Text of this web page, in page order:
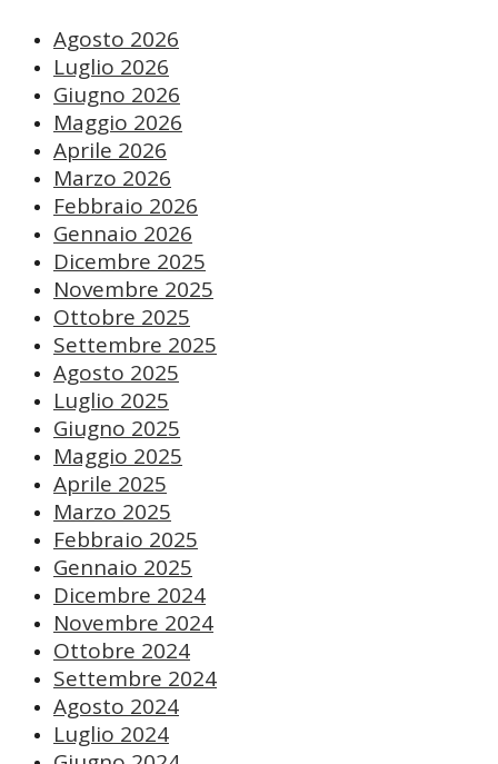
Agosto 2026
Luglio 2026
Giugno 2026
Maggio 2026
Aprile 2026
Marzo 2026
Febbraio 2026
Gennaio 2026
Dicembre 2025
Novembre 2025
Ottobre 2025
Settembre 2025
Agosto 2025
Luglio 2025
Giugno 2025
Maggio 2025
Aprile 2025
Marzo 2025
Febbraio 2025
Gennaio 2025
Dicembre 2024
Novembre 2024
Ottobre 2024
Settembre 2024
Agosto 2024
Luglio 2024